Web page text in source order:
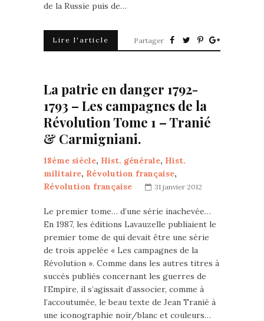
de la Russie puis de…
Lire l'article Partager
La patrie en danger 1792-
1793 – Les campagnes de la
Révolution Tome 1 – Tranié
& Carmigniani.
18ème siècle, Hist. générale, Hist.
militaire, Révolution française,
Révolution française
31 janvier 2012
Le premier tome… d’une série inachevée…
En 1987, les éditions Lavauzelle publiaient le
premier tome de qui devait être une série
de trois appelée « Les campagnes de la
Révolution ». Comme dans les autres titres à
succès publiés concernant les guerres de
l’Empire, il s’agissait d’associer, comme à
l’accoutumée, le beau texte de Jean Tranié à
une iconographie noir/blanc et couleurs…